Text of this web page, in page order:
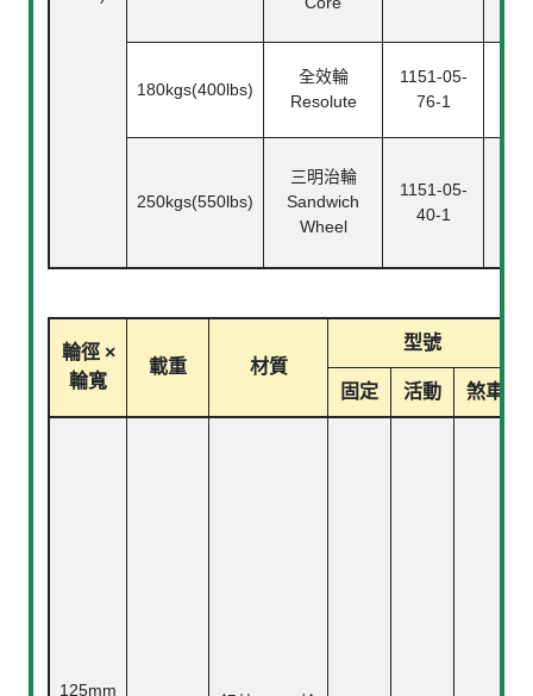
180kgs(400lbs)
全效輪
Resolute
1151-05-
76-1
250kgs(550lbs)
三明治輪
Sandwich
Wheel
1151-05-
40-1
輪徑 ×
輪寬
載重 材質
型號
固定 活動 煞車
125mm